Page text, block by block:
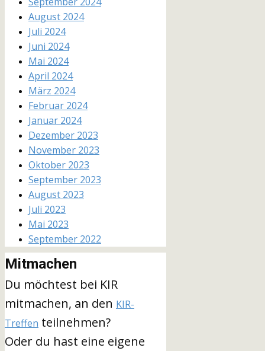
August 2024
Juli 2024
Juni 2024
Mai 2024
April 2024
März 2024
Februar 2024
Januar 2024
Dezember 2023
November 2023
Oktober 2023
September 2023
August 2023
Juli 2023
Mai 2023
September 2022
Mitmachen
Du möchtest bei KIR
mitmachen, an den KIR-
Treffen teilnehmen?
Oder du hast eine eigene